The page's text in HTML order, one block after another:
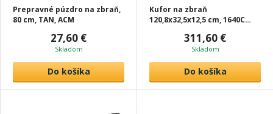
Prepravné púzdro na zbraň,
80 cm, TAN, ACM
27,60 €
Skladom
Do košíka
Kufor na zbraň
120,8x32,5x12,5 cm, 1640C
311,60 €
Skladom
Do košíka